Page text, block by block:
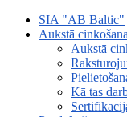
SIA "AB Baltic"
Aukstā cinkošana
Aukstā
Kā tas